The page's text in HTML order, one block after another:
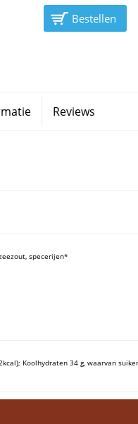
Bestellen
Reviews
specerijen*
Koolhydraten 34 g, waarvan